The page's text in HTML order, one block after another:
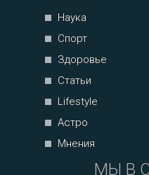
Наука
Спорт
Здоровье
Статьи
Lifestyle
Астро
Мнения
МЫ В